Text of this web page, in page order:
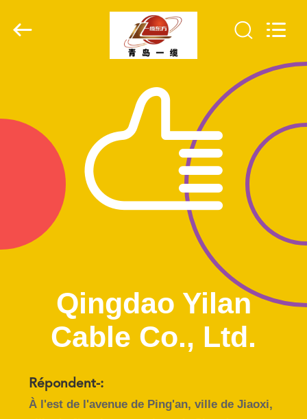
PRODUITS
VIDÉOS
SUJET
DE
VISITE
D'USINE
CONTRÔLE
Co.,
Qingdao Yilan
Cable Co., Ltd.
Répondent-:
À l'est de l'avenue de Ping'an, ville de Jiaoxi,